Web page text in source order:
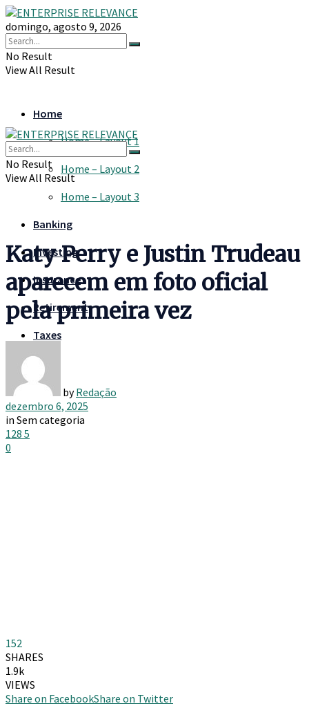
domingo, agosto 9, 2026
No Result
View All Result
Home
Home – Layout 1
Home – Layout 2
Home – Layout 3
Banking
Investing
Insurance
Retirement
Taxes
No Result
View All Result
Katy Perry e Justin Trudeau
aparecem em foto oficial
pela primeira vez
by Redação
dezembro 6, 2025
in Sem categoria
128 5
0
152
SHARES
1.9k
VIEWS
Share on FacebookShare on Twitter